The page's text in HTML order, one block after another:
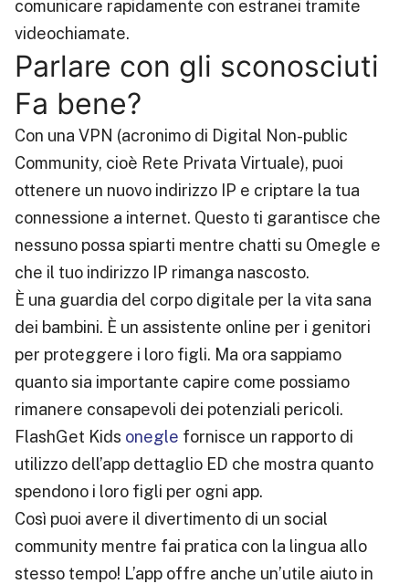
comunicare rapidamente con estranei tramite
videochiamate.
Parlare con gli sconosciuti
Fa bene?
Con una VPN (acronimo di Digital Non-public
Community, cioè Rete Privata Virtuale), puoi
ottenere un nuovo indirizzo IP e criptare la tua
connessione a internet. Questo ti garantisce che
nessuno possa spiarti mentre chatti su Omegle e
che il tuo indirizzo IP rimanga nascosto.
È una guardia del corpo digitale per la vita sana
dei bambini. È un assistente online per i genitori
per proteggere i loro figli. Ma ora sappiamo
quanto sia importante capire come possiamo
rimanere consapevoli dei potenziali pericoli.
FlashGet Kids onegle fornisce un rapporto di
utilizzo dell’app dettaglio ED che mostra quanto
spendono i loro figli per ogni app.
Così puoi avere il divertimento di un social
community mentre fai pratica con la lingua allo
stesso tempo! L’app offre anche un’utile aiuto in